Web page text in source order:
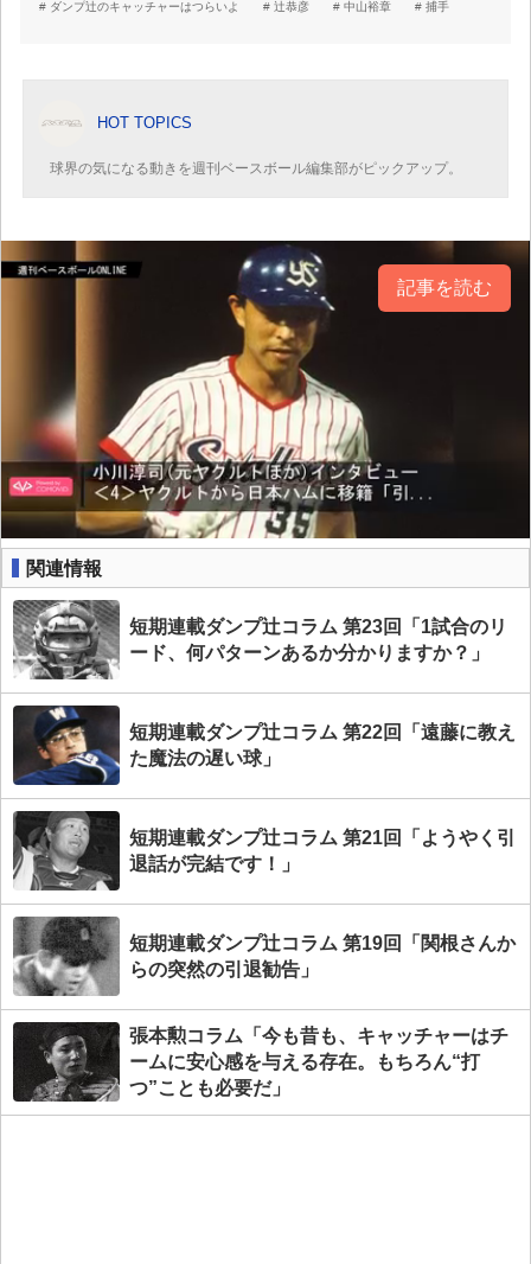
ダンプ辻のキャッチャーはつらいよ 辻恭彦 中山裕章 捕手
HOT TOPICS
球界の気になる動きを週刊ベースボール編集部がピックアップ。
記事を読む
関連情報
短期連載ダンプ辻コラム 第23回「1試合のリ
ード、何パターンあるか分かりますか？」
短期連載ダンプ辻コラム 第22回「遠藤に教え
た魔法の遅い球」
短期連載ダンプ辻コラム 第21回「ようやく引
退話が完結です！」
短期連載ダンプ辻コラム 第19回「関根さんか
らの突然の引退勧告」
張本勲コラム「今も昔も、キャッチャーはチ
ームに安心感を与える存在。もちろん“打
つ”ことも必要だ」